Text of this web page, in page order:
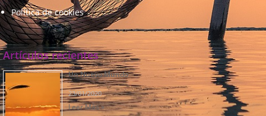
Política de cookies
Artículos recientes
Un Nuevo Mundo
23/01/2020
Leer Más »